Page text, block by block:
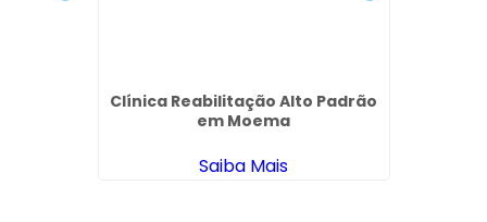
Clínica Reabilitação Alto Padrão
em Moema
Saiba Mais